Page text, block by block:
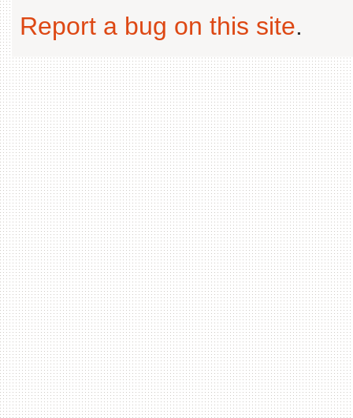
Report a bug on this site.